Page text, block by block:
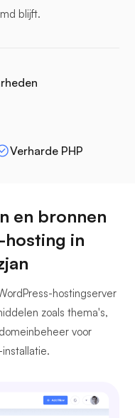
blijft.
Verharde PHP
en bronnen
in
hostingserver
zoals thema's,
voor